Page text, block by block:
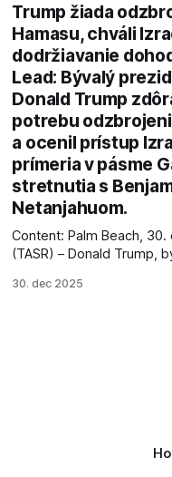
Trump žiada
Hamasu, chváli
dodržiavanie
Lead: Bývalý
Donald Trump
potrebu
a ocenil prístup
prímeria v pásme
stretnutia s
Netanjahuom.
Content: Palm Beach, 30.
(TASR) – Donald Trump,
vyhlásil, že odzbrojenie
30. dec 2025